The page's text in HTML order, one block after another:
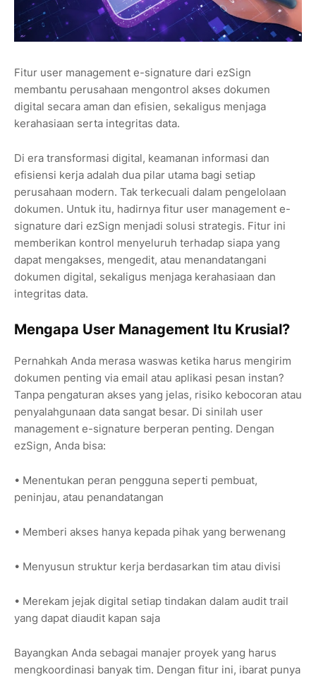
Fitur user management e-signature dari ezSign
membantu perusahaan mengontrol akses dokumen
digital secara aman dan efisien, sekaligus menjaga
kerahasiaan serta integritas data.
Di era transformasi digital, keamanan informasi dan
efisiensi kerja adalah dua pilar utama bagi setiap
perusahaan modern. Tak terkecuali dalam pengelolaan
dokumen. Untuk itu, hadirnya fitur user management e-
signature dari ezSign menjadi solusi strategis. Fitur ini
memberikan kontrol menyeluruh terhadap siapa yang
dapat mengakses, mengedit, atau menandatangani
dokumen digital, sekaligus menjaga kerahasiaan dan
integritas data.
Mengapa User Management Itu Krusial?
Pernahkah Anda merasa waswas ketika harus mengirim
dokumen penting via email atau aplikasi pesan instan?
Tanpa pengaturan akses yang jelas, risiko kebocoran atau
penyalahgunaan data sangat besar. Di sinilah user
management e-signature berperan penting. Dengan
ezSign, Anda bisa:
• Menentukan peran pengguna seperti pembuat,
peninjau, atau penandatangan
• Memberi akses hanya kepada pihak yang berwenang
• Menyusun struktur kerja berdasarkan tim atau divisi
• Merekam jejak digital setiap tindakan dalam audit trail
yang dapat diaudit kapan saja
Bayangkan Anda sebagai manajer proyek yang harus
mengkoordinasi banyak tim. Dengan fitur ini, ibarat punya